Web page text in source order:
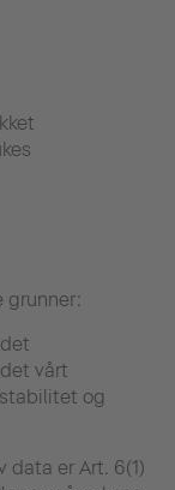
grunner:
vårt
og
data er Art. 6(1)